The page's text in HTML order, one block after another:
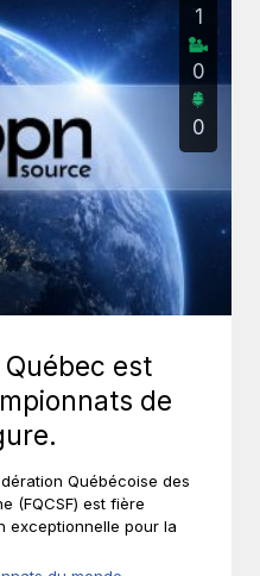
1
0
0
est
de
Québécoise des
(FQCSF) est fière
exceptionnelle pour la